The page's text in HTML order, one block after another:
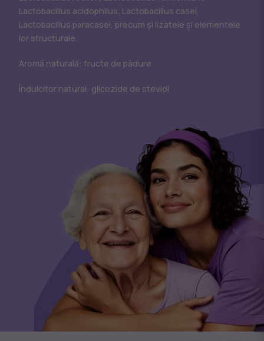
Lactobacillus acidophilus, Lactobacillus casei,
Lactobacillus paracasei, precum și lizatele și elementele
lor structurale.
Aromă naturală: fructe de pădure
Îndulcitor natural: glicozide de steviol